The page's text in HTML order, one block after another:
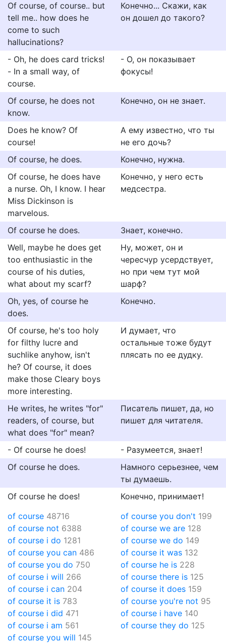
Of course, of course.. but
tell me.. how does he
come to such
hallucinations?
Конечно... Скажи, как
он дошел до такого?
- Oh, he does card tricks!
- In a small way, of
course.
- О, он показывает
фокусы!
Of course, he does not
know.
Конечно, он не знает.
Does he know? Of
course!
А ему известно, что ты
не его дочь?
Of course, he does.
Конечно, нужна.
Of course, he does have
a nurse. Oh, I know. I hear
Miss Dickinson is
marvelous.
Конечно, у него есть
медсестра.
Of course he does.
3нает, конечно.
Well, maybe he does get
too enthusiastic in the
course of his duties,
what about my scarf?
Ну, может, он и
чересчур усердствует,
но при чем тут мой
шарф?
Oh, yes, of course he
does.
Конечно.
Of course, he's too holy
for filthy lucre and
suchlike anyhow, isn't
he? Of course, it does
make those Cleary boys
more interesting.
И думает, что
остальные тоже будут
плясать по ее дудку.
He writes, he writes "for"
readers, of course, but
what does "for" mean?
Писатель пишет, да, но
пишет для читателя.
- Of course he does!
- Разумеется, знает!
Of course he does.
Намного серьезнее, чем
ты думаешь.
Of course he does!
Конечно, принимает!
of course 48716
of course not 6388
of course i do 1281
of course you can 486
of course you do 750
of course i will 266
of course i can 204
of course it is 783
of course i did 471
of course i am 561
of course you don't 199
of course we are 128
of course we do 149
of course it was 132
of course he is 228
of course there is 125
of course it does 159
of course you're not 95
of course i have 140
of course they do 125
of course you will 145